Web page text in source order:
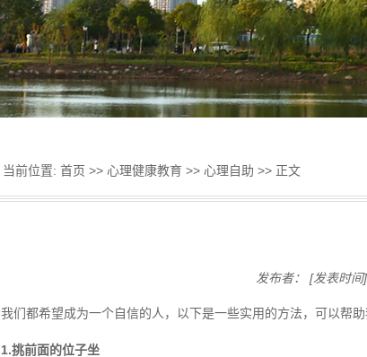
当前位置: 首页 >> 心理健康教育 >> 心理自助 >> 正文
发布者： [发表时间
我们都希望成为一个自信的人，以下是一些实用的方法，可以帮助
1.挑前面的位子坐